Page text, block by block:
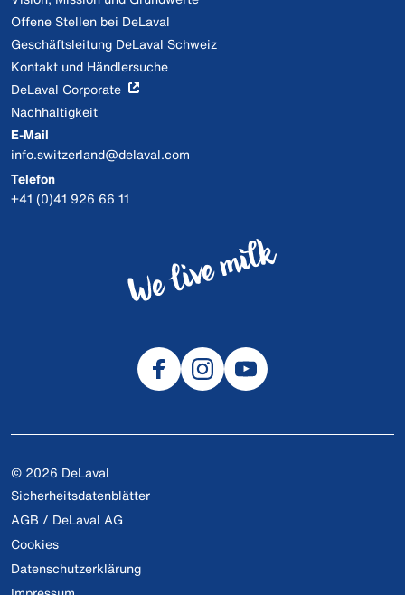
Offene Stellen bei DeLaval
Geschäftsleitung DeLaval Schweiz
Kontakt und Händlersuche
DeLaval Corporate
Nachhaltigkeit
E-Mail
info.switzerland@delaval.com
Telefon
+41 (0)41 926 66 11
© 2026 DeLaval
Sicherheitsdatenblätter
AGB / DeLaval AG
Cookies
Datenschutzerklärung